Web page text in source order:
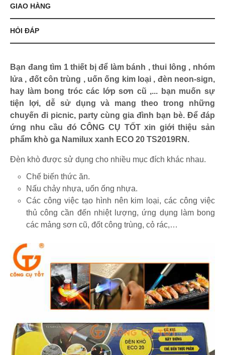
GIAO HÀNG
HỎI ĐÁP
Bạn đang tìm 1 thiết bị để làm bánh , thui lông , nhóm
lửa , đốt côn trùng , uốn ống kim loại , đèn neon-sign,
hay làm bong tróc các lớp sơn cũ ,... bạn muốn sự
tiện lợi, dễ sử dụng và mang theo trong những
chuyến đi picnic, party cùng gia đình bạn bè. Để đáp
ứng nhu cầu đó CÔNG CỤ TỐT xin giới thiệu sản
phẩm khò ga Namilux xanh ECO 20 TS2019RN.
Đèn khò được sử dụng cho nhiều mục đích khác nhau.
Chế biến thức ăn.
Nấu chảy nhựa, uốn ống nhựa.
Các công việc tạo hình nên kim loại, các công việc
thủ công cần đến nhiệt lượng, ứng dụng làm bong
các mảng sơn cũ, đốt công trùng, cỏ rác,…